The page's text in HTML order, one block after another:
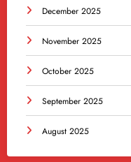
December 2025
November 2025
October 2025
September 2025
August 2025